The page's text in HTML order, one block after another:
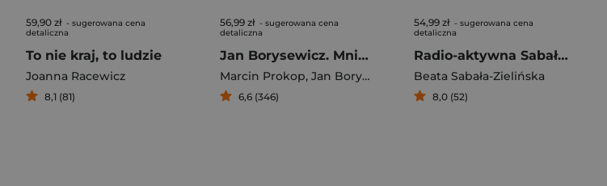
59,90 zł - sugerowana cena
detaliczna
To nie kraj, to ludzie
Joanna Racewicz
8,1 (81)
56,99 zł - sugerowana cena
detaliczna
Jan Borysewicz. Mniej obcy
Marcin Prokop, Jan Borysewicz
6,6 (346)
54,99 zł - sugerowana cena
detaliczna
Radio-aktywna Sabała. Od gadania do pisania
Beata Sabała-Zielińska
8,0 (52)